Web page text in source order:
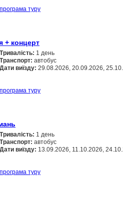
програма туру
+ концерт
Тривалість: 1 день
Транспорт: автобус
Дати виїзду: 29.08.2026, 20.09.2026,
програма туру
Тривалість: 1 день
Транспорт: автобус
Дати виїзду: 13.09.2026, 11.10.2026,
програма туру